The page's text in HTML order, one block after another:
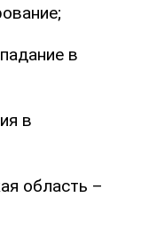
в
в
область –